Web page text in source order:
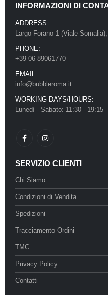
INFORMAZIONI DI
ADDRESS:
Largo Forano 1 (Viale
PHONE:
+39 06 89061770
EMAIL:
info@bubbleroma.it
WORKING DAYS/HOURS:
Lunedì - Sabato: 11:30 - 19:15
SERVIZIO CLIENTI
Chi Siamo
Condizioni di Vendita
Spedizioni
Tracciamento Ordini
TMC
Privacy Policy
Contatti